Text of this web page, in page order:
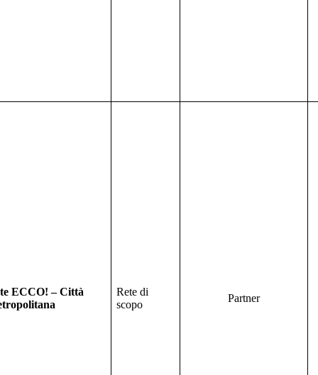
ECCO! – Città
Rete di
scopo
Partner